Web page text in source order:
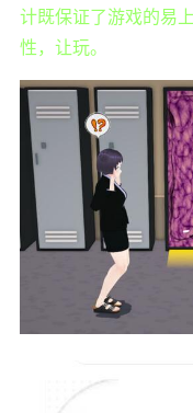
计既保证了游戏的易
性，让玩。